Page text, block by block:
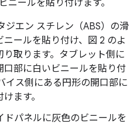
ニールを貼り付けます。
ジエン スチレン（ABS）の滑
ールを貼り付け、図 2 のよ
り取ります。タブレット側に
口部に白いビニールを貼り付
イス側にある円形の開口部に
ます。
ドパネルに灰色のビニールを